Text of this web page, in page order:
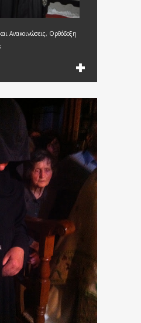
Ανακοινώσεις, Ορθόδοξη